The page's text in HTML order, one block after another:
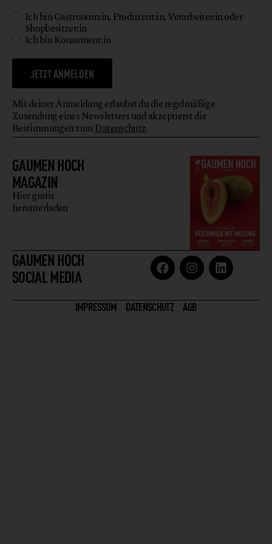
GAUMEN HOCH
MAGAZIN
Hier gratis
herunterladen
GAUMEN HOCH
SOCIAL MEDIA
Ich bin Gastronom:in, Produzent:in, Verarbeiter:in oder
Shopbesitzer:in
Ich bin Konsument:in
JETZT ANMELDEN
Mit deiner Anmeldung erlaubst du die regelmäßige
Zusendung eines Newsletters und akzeptierst die
Bestimmungen zumDatenschutz.
IMPRESSUM DATENSCHUTZ AGB